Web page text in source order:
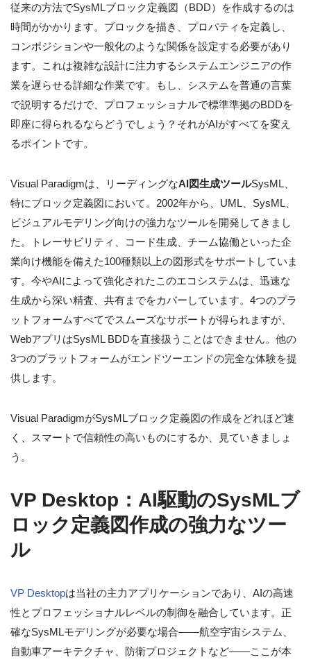
従来の方法でSysMLブロック定義図（BDD）を作成するのは
時間がかかります。ブロックを描き、プロパティを定義し、
コンポジションや一般化のような関係を設定する必要があり
ます。これは複雑な設計に注力するシステムエンジニアの作
業を遅らせる詳細な作業です。もし、システムを普通の言葉
で説明するだけで、プロフェッショナルで標準準拠のBDDを
即座に得られるならどうでしょう？それがAIがすべてを変え
るポイントです。
Visual Paradigmは、リーディングなAI図生成ツールSysML、
特にブロック定義図において。2002年から、UML、SysML、
ビジュアルモデリング向けの強力なツールを開発してきまし
た。トレーサビリティ、コード生成、チーム協働といった企
業向け機能を備えた100種類以上の図形式をサポートしていま
す。今やAIによって強化されたこのエコシステムは、迅速な
生成から深い精査、共有までをカバーしています。4つのプラ
ットフォームすべてでスムーズなサポートが得られますが、
WebアプリはSysML BDDを直接扱うことはできません。他の
3つのプラットフォームがエンドツーエンドの完全な体験を提
供します。
Visual ParadigmがSysMLブロック定義図の作成をどれほど速
く、スマートで信頼性の高いものにするか、見ていきましょ
う。
VP Desktop：AI駆動のSysMLブ
ロック定義図作成の強力なツー
ル
VP Desktopは当社の主力アプリケーションであり、AIの高速
性とプロフェッショナルレベルの制御を融合しています。正
確なSysMLモデリングが必要な場合——航空宇宙システム、
自動車アーキテクチャ、防衛プロジェクトなど——ここが本